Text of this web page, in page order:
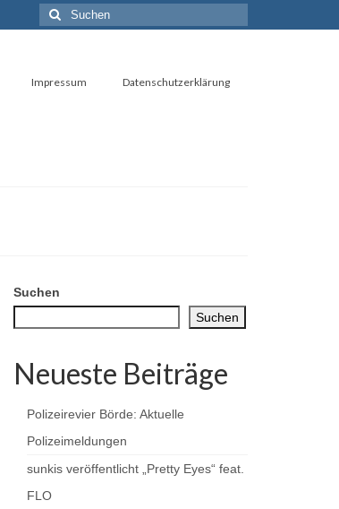
Suchen
nach:
Impressum Datenschutzerklärung
Suchen
Suchen
Neueste Beiträge
Polizeirevier Börde: Aktuelle
Polizeimeldungen
sunkis veröffentlicht „Pretty Eyes“ feat.
FLO